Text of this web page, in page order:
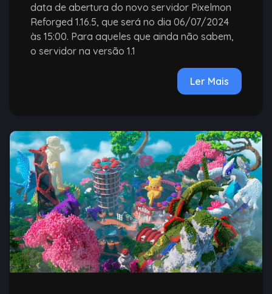
data de abertura do novo servidor Pixelmon
Reforged 1.16.5, que será no dia 06/07/2024
às 15:00. Para aqueles que ainda não sabem,
o servidor na versão 1.1
Ler Mais